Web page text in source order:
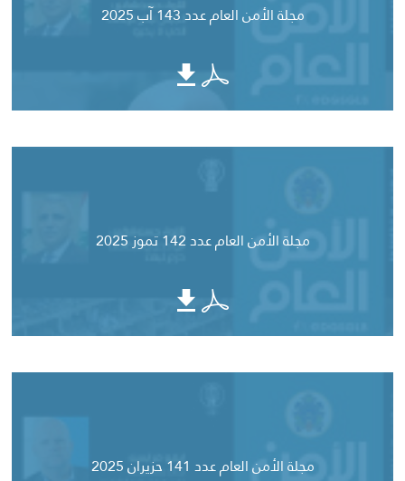
مجلة الأمن العام عدد 143 آب 2025
مجلة الأمن العام عدد 142 تموز 2025
مجلة الأمن العام عدد 141 حزيران 2025